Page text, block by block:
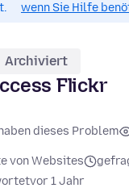
wenn Sie Hilfe
Archiviert
Flickr
haben dieses Problem
von Websites
vor 1 Jahr